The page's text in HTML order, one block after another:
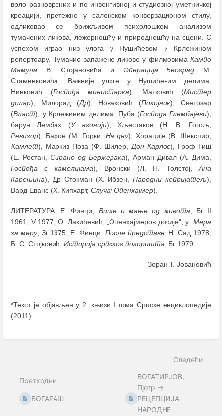
врло разноврсних и по инвентивној и студиозној уметничкој
креацији, претежно у салонском конверзационом стилу,
одликовао се брижљивом психолошком анализом
тумачених ликова, лежерношћу и природношћу на сцени. С
успехом играо низ улога у Нушићевом и Крлежином
репертоару. Тумачио запажене ликове у филмовима Кампо
Мамула В. Стојановића и Операција Београд М.
Стаменковића. Важније улоге у Нушићевим делима:
Нинковић (Госпођа министарка), Матковић (Мистер
долар), Милорад (Др), Новаковић (Покојник), Светозар
(Власт); у Крлежиним делима: Пуба (Господа Глембајеви),
барун Лембах (У агонији); Хљестаков (Н. В. Гогољ,
Ревизор), Барон (М. Горки, На дну), Хорације (В. Шекспир,
Хамлет), Маркиз Поза (Ф. Шилер,Дон Карлос), Гроф Гиш
(Е. Ростан, Сирано од Бержерака), Арман Дивал (А. Дима,
Госпођа с
камелијама), Вронски (Л. Н. Толстој,Ана
Карењина), Др Стокман (Х. Ибзен,Народни непријатељ),
Вард Еванс (Х. Кипхарт, Случај Опенхајмер).
ЛИТЕРАТУРА: Е. Финци, Више и мање од живота , Бг II
1961, V 1977; О. Лакићевић, „Опенхајмеров досије", у: Мера
за меру, Зг 1975; Е. Финци, После представе, Н. Сад 1978;
Б. С. Стојковић, Историја српског позоришта , Бг 1979.
Зоран Т. Јовановић
*Текст је објављен у 2. књизи I тома Српске енциклопедије
(2011)
Претходни
БОГАРАШ
Следећи
БОГАТИРЈОВ,
Пјотр →
РЕЦЕПЦИЈА
НАРОДНЕ